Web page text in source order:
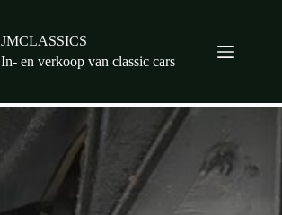
JMCLASSICS
In- en verkoop van classic cars